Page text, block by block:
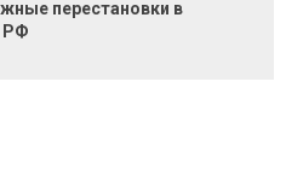
перестановки в
РФ